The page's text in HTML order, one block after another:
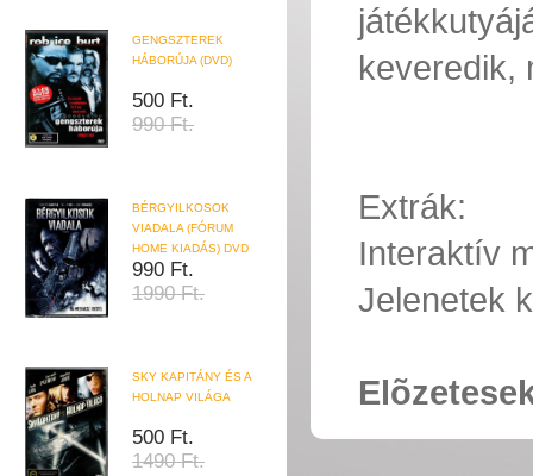
GENGSZTEREK
HÁBORÚJA (DVD)
500 Ft.
990 Ft.
BÉRGYILKOSOK
VIADALA (FÓRUM
HOME KIADÁS) DVD
990 Ft.
1990 Ft.
SKY KAPITÁNY ÉS A
HOLNAP VILÁGA
500 Ft.
1490 Ft.
keveredik,
Extrák:
Interaktív
Jelenetek